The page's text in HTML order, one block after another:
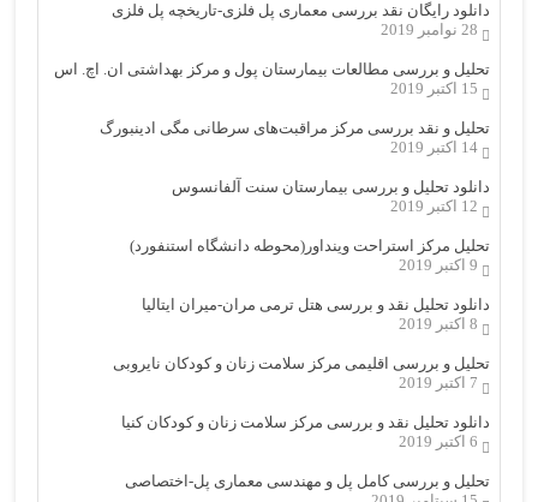
دانلود رایگان نقد بررسی معماری پل فلزی-تاریخچه پل فلزی
28 نوامبر 2019
تحلیل و بررسی مطالعات بیمارستان پول و مرکز بهداشتی ان. اچ. اس
15 اکتبر 2019
تحلیل و نقد بررسی مرکز مراقبت‌های سرطانی مگی ادینبورگ
14 اکتبر 2019
دانلود تحلیل و بررسی بیمارستان سنت آلفانسوس
12 اکتبر 2019
تحلیل مرکز استراحت وینداور(محوطه دانشگاه استنفورد)
9 اکتبر 2019
دانلود تحلیل نقد و بررسی هتل ترمی مران-میران ایتالیا
8 اکتبر 2019
تحلیل و بررسی اقلیمی مرکز سلامت زنان و کودکان نایروبی
7 اکتبر 2019
دانلود تحلیل نقد و بررسی مرکز سلامت زنان و کودکان کنیا
6 اکتبر 2019
تحلیل و بررسی کامل پل و مهندسی معماری پل-اختصاصی